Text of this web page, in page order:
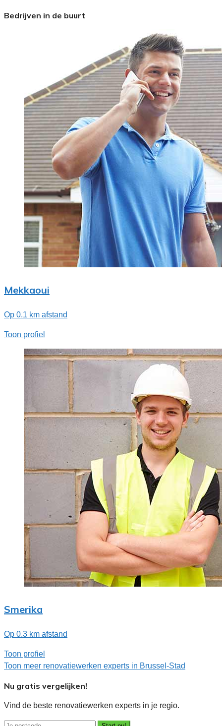
Bedrijven in de buurt
Mekkaoui
Op 0.1 km afstand
Toon profiel
Smerika
Op 0.3 km afstand
Toon profiel
Toon meer renovatiewerken experts in Brussel-Stad
Nu gratis vergelijken!
Vind de beste renovatiewerken experts in je regio.